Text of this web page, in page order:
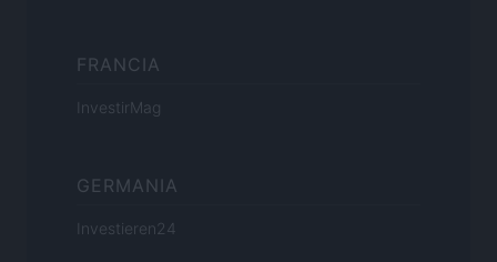
FRANCIA
InvestirMag
GERMANIA
Investieren24